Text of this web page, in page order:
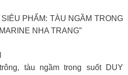
PHẨM: TÀU NGẦM TRONG
NHA TRANG”
tàu ngầm trong suốt DUY